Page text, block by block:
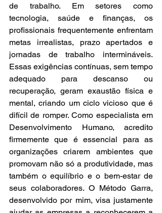
de trabalho. Em setores como
tecnologia, saúde e finanças, os
profissionais frequentemente enfrentam
metas irrealistas, prazo apertados e
jornadas de trabalho intermináveis.
Essas exigências contínuas, sem tempo
adequado para descanso ou
recuperação, geram exaustão física e
mental, criando um ciclo vicioso que é
difícil de romper. Como especialista em
Desenvolvimento Humano, acredito
firmemente que é essencial para as
organizações criarem ambientes que
promovam não só a produtividade, mas
também o equilíbrio e o bem-estar de
seus colaboradores. O Método Garra,
desenvolvido por mim, visa justamente